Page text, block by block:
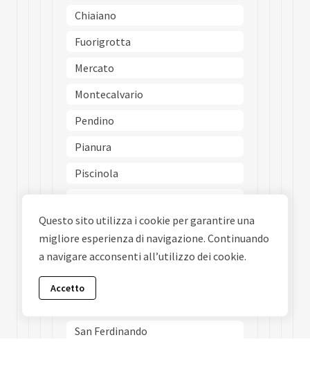
Chiaiano
Fuorigrotta
Mercato
Montecalvario
Pendino
Pianura
Piscinola
Ponticelli
Porto
Posillipo
San Carlo Allarena
San Ferdinando
Questo sito utilizza i cookie per garantire una
migliore esperienza di navigazione. Continuando
a navigare acconsenti all’utilizzo dei cookie.
Accetto